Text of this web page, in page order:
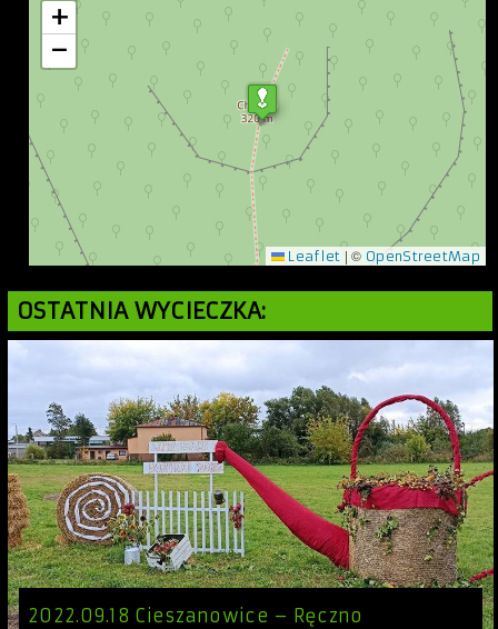
+
−
Leaflet | © OpenStreetMap
OSTATNIA WYCIECZKA:
2022.09.18 Cieszanowice – Ręczno